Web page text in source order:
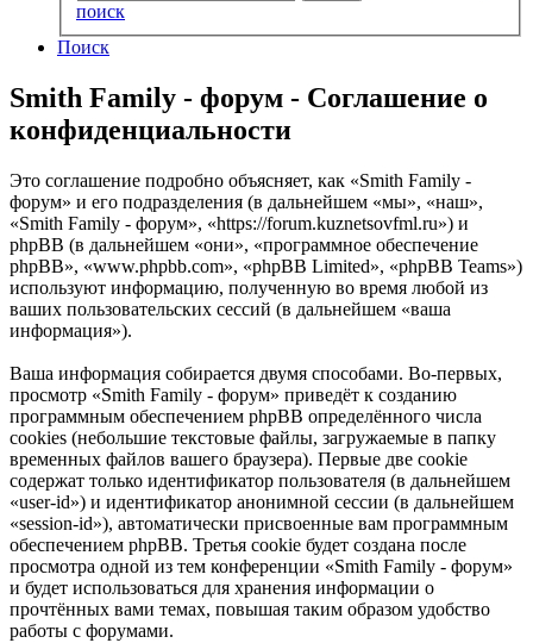
поиск
Поиск
Smith Family - форум - Соглашение о
конфиденциальности
Это соглашение подробно объясняет, как «Smith Family -
форум» и его подразделения (в дальнейшем «мы», «наш»,
«Smith Family - форум», «https://forum.kuznetsovfml.ru») и
phpBB (в дальнейшем «они», «программное обеспечение
phpBB», «www.phpbb.com», «phpBB Limited», «phpBB Teams»)
используют информацию, полученную во время любой из
ваших пользовательских сессий (в дальнейшем «ваша
информация»).
Ваша информация собирается двумя способами. Во-первых,
просмотр «Smith Family - форум» приведёт к созданию
программным обеспечением phpBB определённого числа
cookies (небольшие текстовые файлы, загружаемые в папку
временных файлов вашего браузера). Первые две cookie
содержат только идентификатор пользователя (в дальнейшем
«user-id») и идентификатор анонимной сессии (в дальнейшем
«session-id»), автоматически присвоенные вам программным
обеспечением phpBB. Третья cookie будет создана после
просмотра одной из тем конференции «Smith Family - форум»
и будет использоваться для хранения информации о
прочтённых вами темах, повышая таким образом удобство
работы с форумами.